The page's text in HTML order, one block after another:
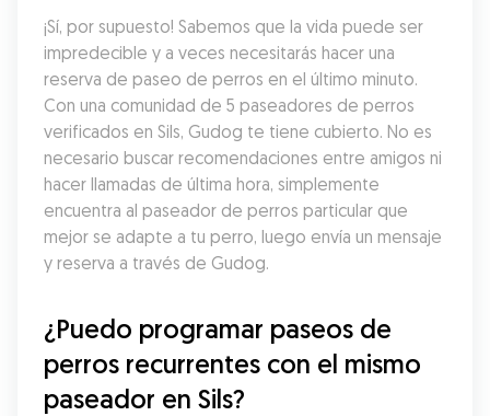
¡Sí, por supuesto! Sabemos que la vida puede ser
impredecible y a veces necesitarás hacer una
reserva de paseo de perros en el último minuto.
Con una comunidad de 5 paseadores de perros
verificados en Sils, Gudog te tiene cubierto. No es
necesario buscar recomendaciones entre amigos ni
hacer llamadas de última hora, simplemente
encuentra al paseador de perros particular que
mejor se adapte a tu perro, luego envía un mensaje
y reserva a través de Gudog.
¿Puedo programar paseos de
perros recurrentes con el mismo
paseador en Sils?